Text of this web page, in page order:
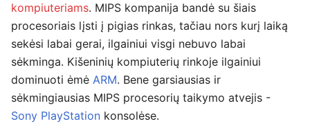
kompiuteriams. MIPS kompanija bandė su šiais
procesoriais lįsti į pigias rinkas, tačiau nors kurį laiką
sekėsi labai gerai, ilgainiui visgi nebuvo labai
sėkminga. Kišeninių kompiuterių rinkoje ilgainiui
dominuoti ėmė ARM. Bene garsiausias ir
sėkmingiausias MIPS procesorių taikymo atvejis -
Sony PlayStation konsolėse.